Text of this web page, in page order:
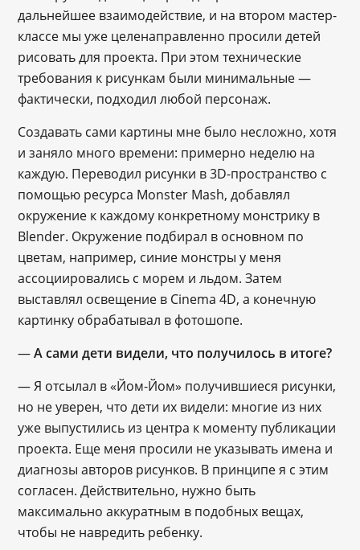
дальнейшее взаимодействие, и на втором мастер-
классе мы уже целенаправленно просили детей
рисовать для проекта. При этом технические
требования к рисункам были минимальные —
фактически, подходил любой персонаж.
Создавать сами картины мне было несложно, хотя
и заняло много времени: примерно неделю на
каждую. Переводил рисунки в 3D-пространство с
помощью ресурса Monster Mash, добавлял
окружение к каждому конкретному монстрику в
Blender. Окружение подбирал в основном по
цветам, например, синие монстры у меня
ассоциировались с морем и льдом. Затем
выставлял освещение в Cinema 4D, а конечную
картинку обрабатывал в фотошопе.
—А сами дети видели, что получилось в итоге?
— Я отсылал в «Йом-Йом» получившиеся рисунки,
но не уверен, что дети их видели: многие из них
уже выпустились из центра к моменту публикации
проекта. Еще меня просили не указывать имена и
диагнозы авторов рисунков. В принципе я с этим
согласен. Действительно, нужно быть
максимально аккуратным в подобных вещах,
чтобы не навредить ребенку.